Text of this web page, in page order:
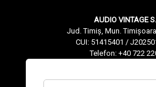
AUDIO VINTAGE
Jud. Timiș, Mun.
CUI: 51415401 /
Telefon: +40 722